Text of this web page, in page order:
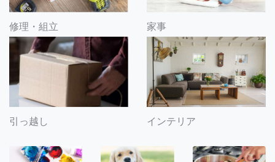
修理・組立 家事
引っ越し インテリア